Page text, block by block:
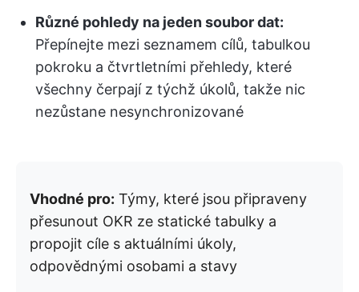
Různé pohledy na jeden soubor dat:
Přepínejte mezi seznamem cílů, tabulkou
pokroku a čtvrtletními přehledy, které
všechny čerpají z týchž úkolů, takže nic
nezůstane nesynchronizované
Vhodné pro: Týmy, které jsou připraveny
přesunout OKR ze statické tabulky a
propojit cíle s aktuálními úkoly,
odpovědnými osobami a stavy